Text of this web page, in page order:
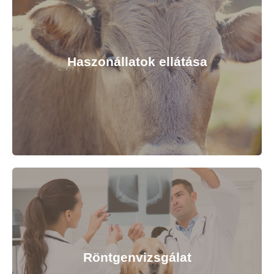
Kötelező és szabadon választható oltások egyedre
szabott terv alapján, kis-és nagyállatoknak egyaránt.
Védd meg kedvenceidet és haszonállataidat az őket
fenyegető betegségektől pár gyors szúrással.
Haszonállatok ellátása
Minden állat számít
Állatkórházunkban sertések, marhák, juhok és
baromfik ivartalanítására, egyéb kezelésére, valamint
takarmányozási tanácsadásra is van lehetősége
azoknak, akik haszonállataikat is szeretnék
biztonságban tudni.
Röntgenvizsgálat